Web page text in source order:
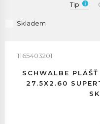
Tip
Skladem
1165403201
SCHWALBE
27.5X2.60